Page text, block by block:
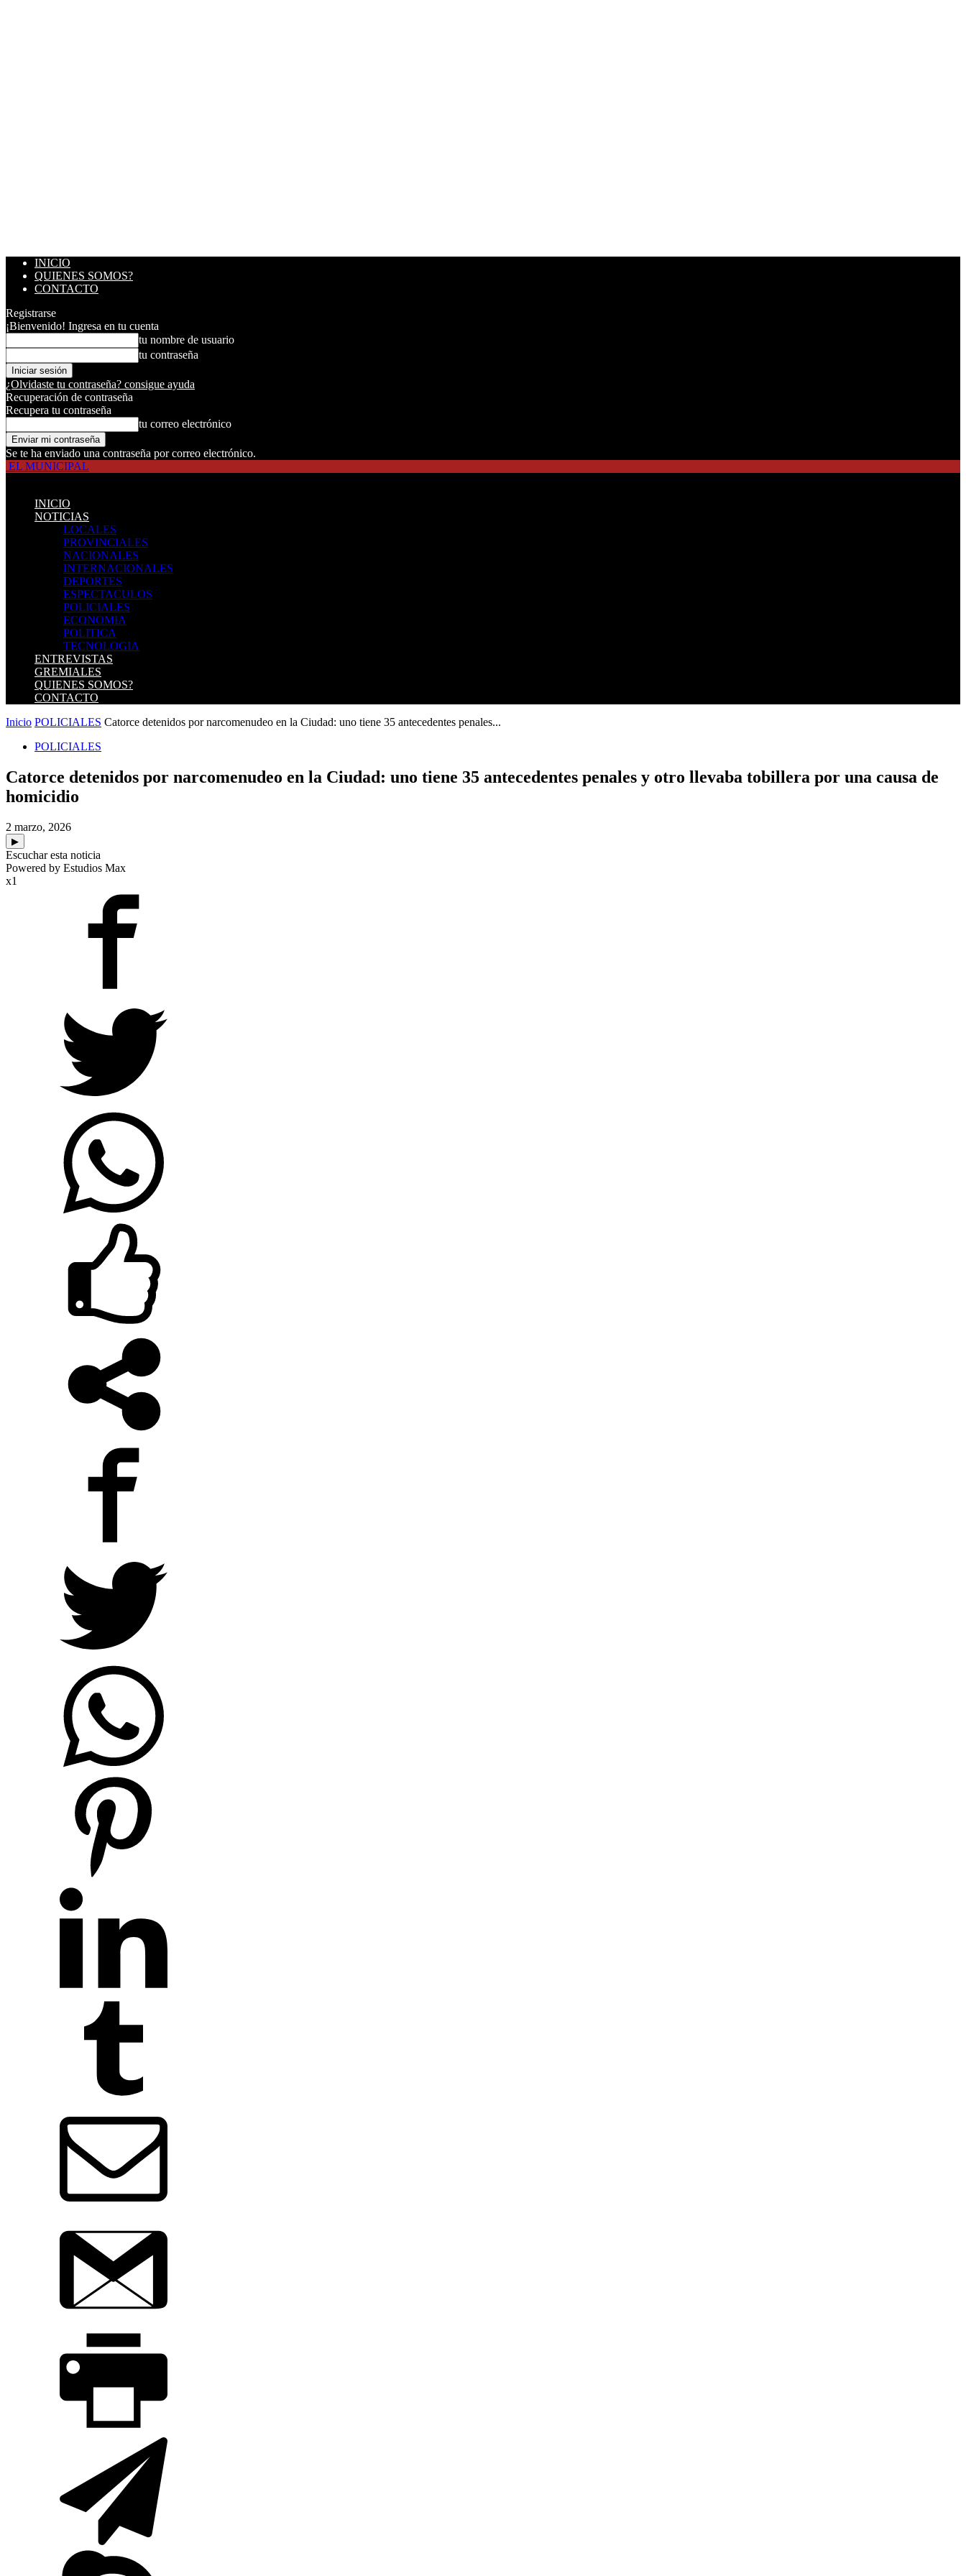
INICIO
QUIENES SOMOS?
CONTACTO
Registrarse
¡Bienvenido! Ingresa en tu cuenta
tu nombre de usuario
tu contraseña
¿Olvidaste tu contraseña? consigue ayuda
Recuperación de contraseña
Recupera tu contraseña
tu correo electrónico
Se te ha enviado una contraseña por correo electrónico.
EL MUNICIPAL
INICIO
NOTICIAS
LOCALES
PROVINCIALES
NACIONALES
INTERNACIONALES
DEPORTES
ESPECTACULOS
POLICIALES
ECONOMIA
POLITICA
TECNOLOGIA
ENTREVISTAS
GREMIALES
QUIENES SOMOS?
CONTACTO
Inicio POLICIALES Catorce detenidos por narcomenudeo en la Ciudad: uno tiene 35 antecedentes penales...
POLICIALES
Catorce detenidos por narcomenudeo en la Ciudad: uno tiene 35 antecedentes penales y otro llevaba tobillera por una causa de
homicidio
2 marzo, 2026
▶
Escuchar esta noticia
Powered by Estudios Max
x1